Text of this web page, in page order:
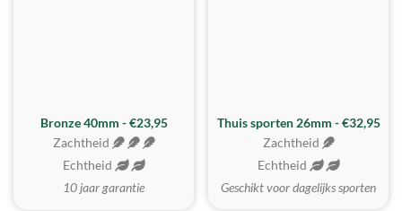
Bronze 40mm - €23,95
Zachtheid
Echtheid
10 jaar garantie
Thuis sporten 26mm - €32,95
Zachtheid
Echtheid
Geschikt voor dagelijks sporten